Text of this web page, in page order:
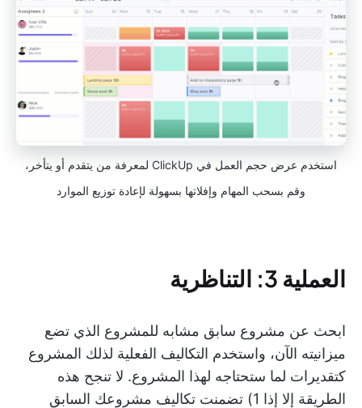
استخدم عرض حجم العمل في ClickUp لمعرفة من يتقدم أو يتأخر،
وقم بسحب المهام وإفلاتها بسهولة لإعادة توزيع الموارد
العملية 3: التناظرية
ابحث عن مشروع سابق مشابه للمشروع الذي تضع
ميزانيته الآن، واستخدم التكاليف الفعلية لذلك المشروع
كتقديرات لما ستحتاجه لهذا المشروع. لا تنجح هذه
الطريقة إلا إذا 1) تضمنت تكاليف مشروعك السابق